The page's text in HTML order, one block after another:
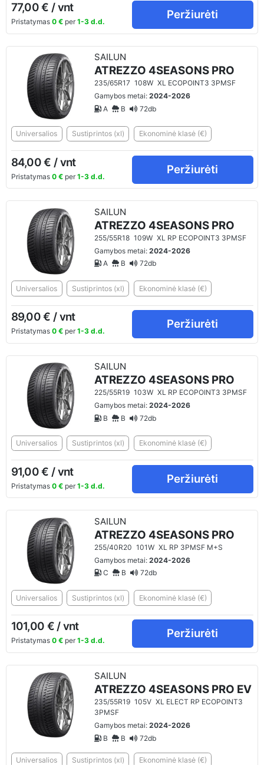
77,00 € / vnt
Pristatymas 0 €per 1-3 d.d.
Peržiurėti
SAILUN
ATREZZO 4SEASONS PRO
235/65R17 108W XL ECOPOINT3 3PMSF
Gamybos metai:2024-2026
A
B 72db
Universalios Sustiprintos (xl) Ekonominė klasė (€)
84,00 € / vnt
Pristatymas 0 €per 1-3 d.d.
Peržiurėti
SAILUN
ATREZZO 4SEASONS PRO
255/55R18 109W XL RP ECOPOINT3 3PMSF
Gamybos metai:2024-2026
A
B 72db
Universalios Sustiprintos (xl) Ekonominė klasė (€)
89,00 € / vnt
Pristatymas 0 €per 1-3 d.d.
Peržiurėti
SAILUN
ATREZZO 4SEASONS PRO
225/55R19 103W XL RP ECOPOINT3 3PMSF
Gamybos metai:2024-2026
B
B 72db
Universalios Sustiprintos (xl) Ekonominė klasė (€)
91,00 € / vnt
Pristatymas 0 €per 1-3 d.d.
Peržiurėti
SAILUN
ATREZZO 4SEASONS PRO
255/40R20 101W XL RP 3PMSF M+S
Gamybos metai:2024-2026
C
B 72db
Universalios Sustiprintos (xl) Ekonominė klasė (€)
101,00 € / vnt
Pristatymas 0 €per 1-3 d.d.
Peržiurėti
SAILUN
ATREZZO 4SEASONS PRO EV
235/55R19 105V XL ELECT RP ECOPOINT3
3PMSF
Gamybos metai:2024-2026
B
B 72db
Universalios Sustiprintos (xl) Ekonominė klasė (€)